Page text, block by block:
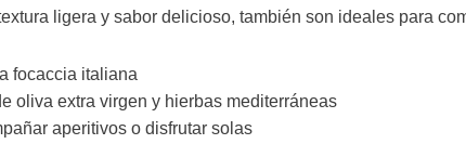
ligera y sabor delicioso, también son ideales para
focaccia italiana
oliva extra virgen y hierbas mediterráneas
aperitivos o disfrutar solas